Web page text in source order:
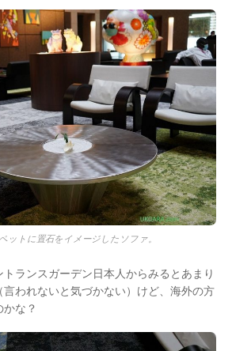
ットに置石をイメージしたソファ。
ランスガーデン日本人からみるとあまり
われないと気づかない）けど、海外の方
な？